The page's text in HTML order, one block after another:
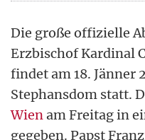
Die große offizielle
Erzbischof Kardinal
findet am 18. Jänner
Stephansdom statt.
Wienam Freitag in
gegeben. Papst